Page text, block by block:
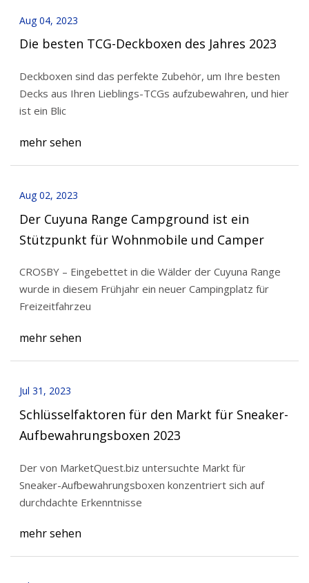
Aug 04, 2023
Die besten TCG-Deckboxen des Jahres 2023
Deckboxen sind das perfekte Zubehör, um Ihre besten
Decks aus Ihren Lieblings-TCGs aufzubewahren, und hier
ist ein Blic
mehr sehen
Aug 02, 2023
Der Cuyuna Range Campground ist ein
Stützpunkt für Wohnmobile und Camper
CROSBY – Eingebettet in die Wälder der Cuyuna Range
wurde in diesem Frühjahr ein neuer Campingplatz für
Freizeitfahrzeu
mehr sehen
Jul 31, 2023
Schlüsselfaktoren für den Markt für Sneaker-
Aufbewahrungsboxen 2023
Der von MarketQuest.biz untersuchte Markt für
Sneaker-Aufbewahrungsboxen konzentriert sich auf
durchdachte Erkenntnisse
mehr sehen